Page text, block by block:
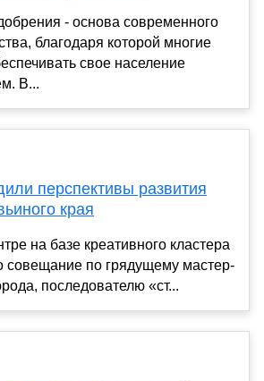
- основа современного
благодаря которой многие
свое население
В...
перспективы развития
края
на базе креативного кластера
совещание по грядущему мастер-
последователю «ст...